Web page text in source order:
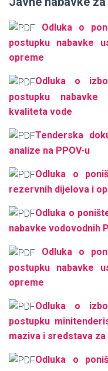
Odluka o
postupku nabavke
opreme
Odluka o
postupku
kvaliteta vode
Tenderska
analize na PPOV-u
Odluka o
rezervnih dijelova i
Odluka o
nabavke vodovodnih
Odluka o
postupku nabavke
opreme
Odluka o
postupku
maziva i sredstava
Odluka o